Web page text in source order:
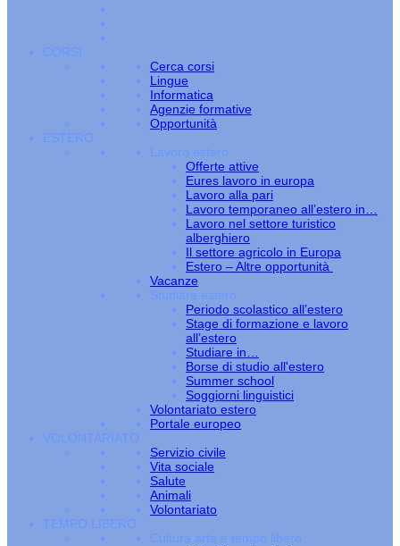
CORSI
Cerca corsi
Lingue
Informatica
Agenzie formative
Opportunità
ESTERO
Lavoro estero
Offerte attive
Eures lavoro in europa
Lavoro alla pari
Lavoro temporaneo all’estero in…
Lavoro nel settore turistico
alberghiero
Il settore agricolo in Europa
Estero – Altre opportunità
Vacanze
Studiare estero
Periodo scolastico all’estero
Stage di formazione e lavoro
all’estero
Studiare in…
Borse di studio all'estero
Summer school
Soggiorni linguistici
Volontariato estero
Portale europeo
VOLONTARIATO
Servizio civile
Vita sociale
Salute
Animali
Volontariato
TEMPO LIBERO
Cultura arte e tempo libero